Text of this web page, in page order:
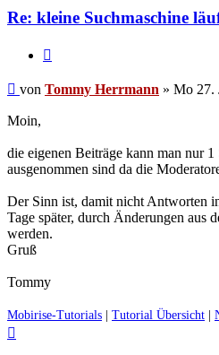
Herrmann
Re: kleine Suchmaschine
Ungelesener
von Tommy Herrmann » Mo 27.
Moin,
die eigenen Beiträge kann man nur 1
ausgenommen sind da die
Der Sinn ist, damit nicht Antworten
Tage später, durch Änderungen aus
werden.
Gruß
Tommy
Mobirise-Tutorials | Tutorial Übersicht |